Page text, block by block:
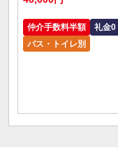
仲介手数料半額
礼金0
バス・トイレ別